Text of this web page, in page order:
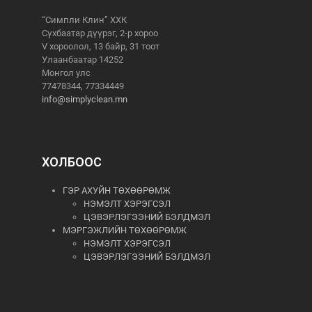
“Симпли Клин” ХХК
Сүхбаатар дүүрэг, 2-р хороо
V хороолол, 13 байр, 31 тоот
Улаанбаатар 14252
Монгол улс
77478344, 77334449
info@simplyclean.mn
ХОЛБООС
ГЭР АХУЙН ТӨХӨӨРӨМЖ
НЭМЭЛТ ХЭРЭГСЭЛ
ЦЭВЭРЛЭГЭЭНИЙ БЭЛДМЭЛ
МЭРГЭЖЛИЙН ТӨХӨӨРӨМЖ
НЭМЭЛТ ХЭРЭГСЭЛ
ЦЭВЭРЛЭГЭЭНИЙ БЭЛДМЭЛ